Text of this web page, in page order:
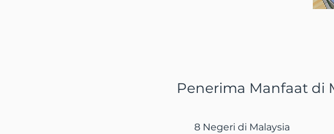
Penerima Manfaat di
8 Negeri di Malaysia